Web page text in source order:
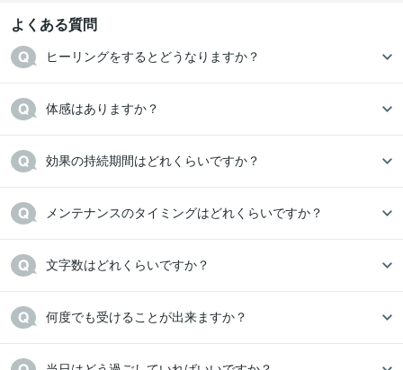
よくある質問
ヒーリングをするとどうなりますか？
体感はありますか？
効果の持続期間はどれくらいですか？
メンテナンスのタイミングはどれくらいですか？
文字数はどれくらいですか？
何度でも受けることが出来ますか？